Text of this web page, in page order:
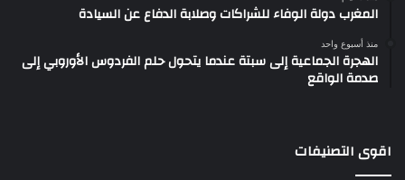
المغرب دولة الوفاء للشراكات وصلابة الدفاع عن السيادة
منذ أسبوع واحد
الهجرة الجماعية إلى سبتة عندما يتحول حلم الفردوس الأوروبي إلى
صدمة الواقع
اقوى التصنيفات